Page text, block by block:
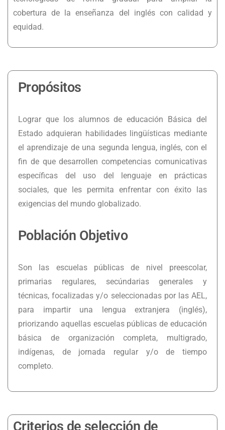
cobertura de la enseñanza del inglés con calidad y
equidad.
Propósitos
Lograr que los alumnos de educación Básica del
Estado adquieran habilidades lingüísticas mediante
el aprendizaje de una segunda lengua, inglés, con el
fin de que desarrollen competencias comunicativas
específicas del uso del lenguaje en prácticas
sociales, que les permita enfrentar con éxito las
exigencias del mundo globalizado.
Población Objetivo
Son las escuelas públicas de nivel preescolar,
primarias regulares, secúndarias generales y
técnicas, focalizadas y/o seleccionadas por las AEL,
para impartir una lengua extranjera (inglés),
priorizando aquellas escuelas públicas de educación
básica de organización completa, multigrado,
indígenas, de jornada regular y/o de tiempo
completo.
Criterios de selección de